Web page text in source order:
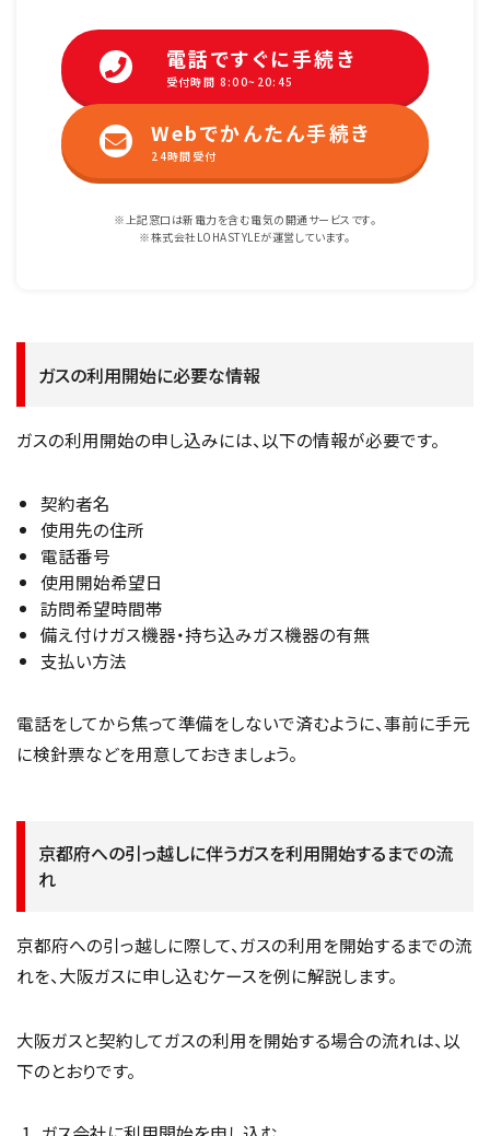
電話ですぐに手続き
受付時間 8:00~20:45
Webでかんたん手続き
24時間受付
※上記窓口は新電力を含む電気の開通サービスです。
※株式会社LOHASTYLEが運営しています。
ガスの利用開始に必要な情報
ガスの利用開始の申し込みには、以下の情報が必要です。
契約者名
使用先の住所
電話番号
使用開始希望日
訪問希望時間帯
備え付けガス機器・持ち込みガス機器の有無
支払い方法
電話をしてから焦って準備をしないで済むように、事前に手元
に検針票などを用意しておきましょう。
京都府への引っ越しに伴うガスを利用開始するまでの流
れ
京都府への引っ越しに際して、ガスの利用を開始するまでの流
れを、大阪ガスに申し込むケースを例に解説します。
大阪ガスと契約してガスの利用を開始する場合の流れは、以
下のとおりです。